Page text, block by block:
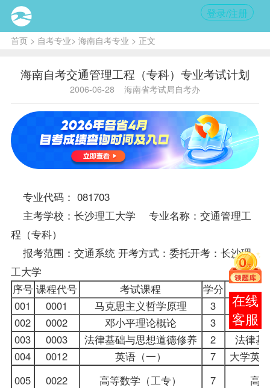
登录/注册
首页> 自考专业> 海南自考专业 > 正文
海南自考交通管理工程（专科）专业考试计划
2006-06-28 海南省考试局自考办
专业代码： 081703
主考学校：长沙理工大学 专业名称：交通管理工
程（专科）
报考范围：交通系统 开考方式：委托开考：长沙理
工大学
序号 课程代号 考试课程
学分
001
0001 马克思主义哲学原理 3
马克
002
0002 邓小平理论概论 3
邓
003
0003 法律基础与思想道德修养 2
法律基
004
0012 英语（一） 7
大学英
005
0022 高等数学（工专） 7
高
在线
客服